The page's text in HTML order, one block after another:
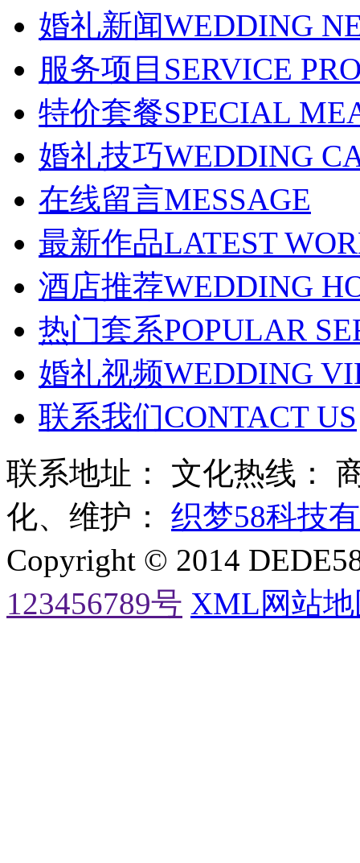
婚礼新闻WEDDING
服务项目 SERVICE
特价套餐SPECIAL
婚礼技巧WEDDING
在线留言MESSAGE
最新作品LATEST
酒店推荐WEDDING
热门套系POPULAR
婚礼视频WEDDING
联系我们CONTACT US
联系地址： 文化热线：
化、维护： 织梦58科技
Copyright © 2014
123456789号 XML网站